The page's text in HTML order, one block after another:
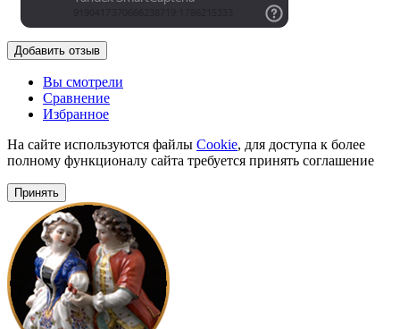
Добавить отзыв
Вы смотрели
Сравнение
Избранное
На сайте используются файлы Cookie, для доступа к более
полному функционалу сайта требуется принять соглашение
Принять